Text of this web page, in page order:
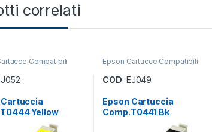
correlati
Compatibili
Cartuccia
Yellow
Epson Cartucce Compatibili
COD: EJ049
Epson Cartuccia
Comp.T0441 Bk